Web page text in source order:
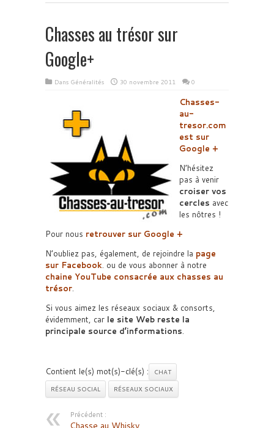
Chasses au trésor sur
Google+
Dans Généralités 30 novembre 2011 0
Chasses-
au-
tresor.com
est sur
Google +
N’hésitez
pas à venir
croiser vos
cercles avec
les nôtres !
Pour nous retrouver sur Google +
N’oubliez pas, également, de rejoindre la page
sur Facebook. ou de vous abonner à notre
chaine YouTube consacrée aux chasses au
trésor.
Si vous aimez les réseaux sociaux & consorts,
évidemment, car le site Web reste la
principale source d’informations.
Contient le(s) mot(s)-clé(s) :
CHAT
RÉSEAU SOCIAL
RÉSEAUX SOCIAUX
Précédent :
Chasse au Whisky